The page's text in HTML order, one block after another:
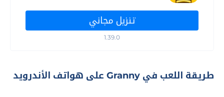
تنزيل مجاني
1.39.0
طريقة اللعب في Granny على هواتف الأندرويد